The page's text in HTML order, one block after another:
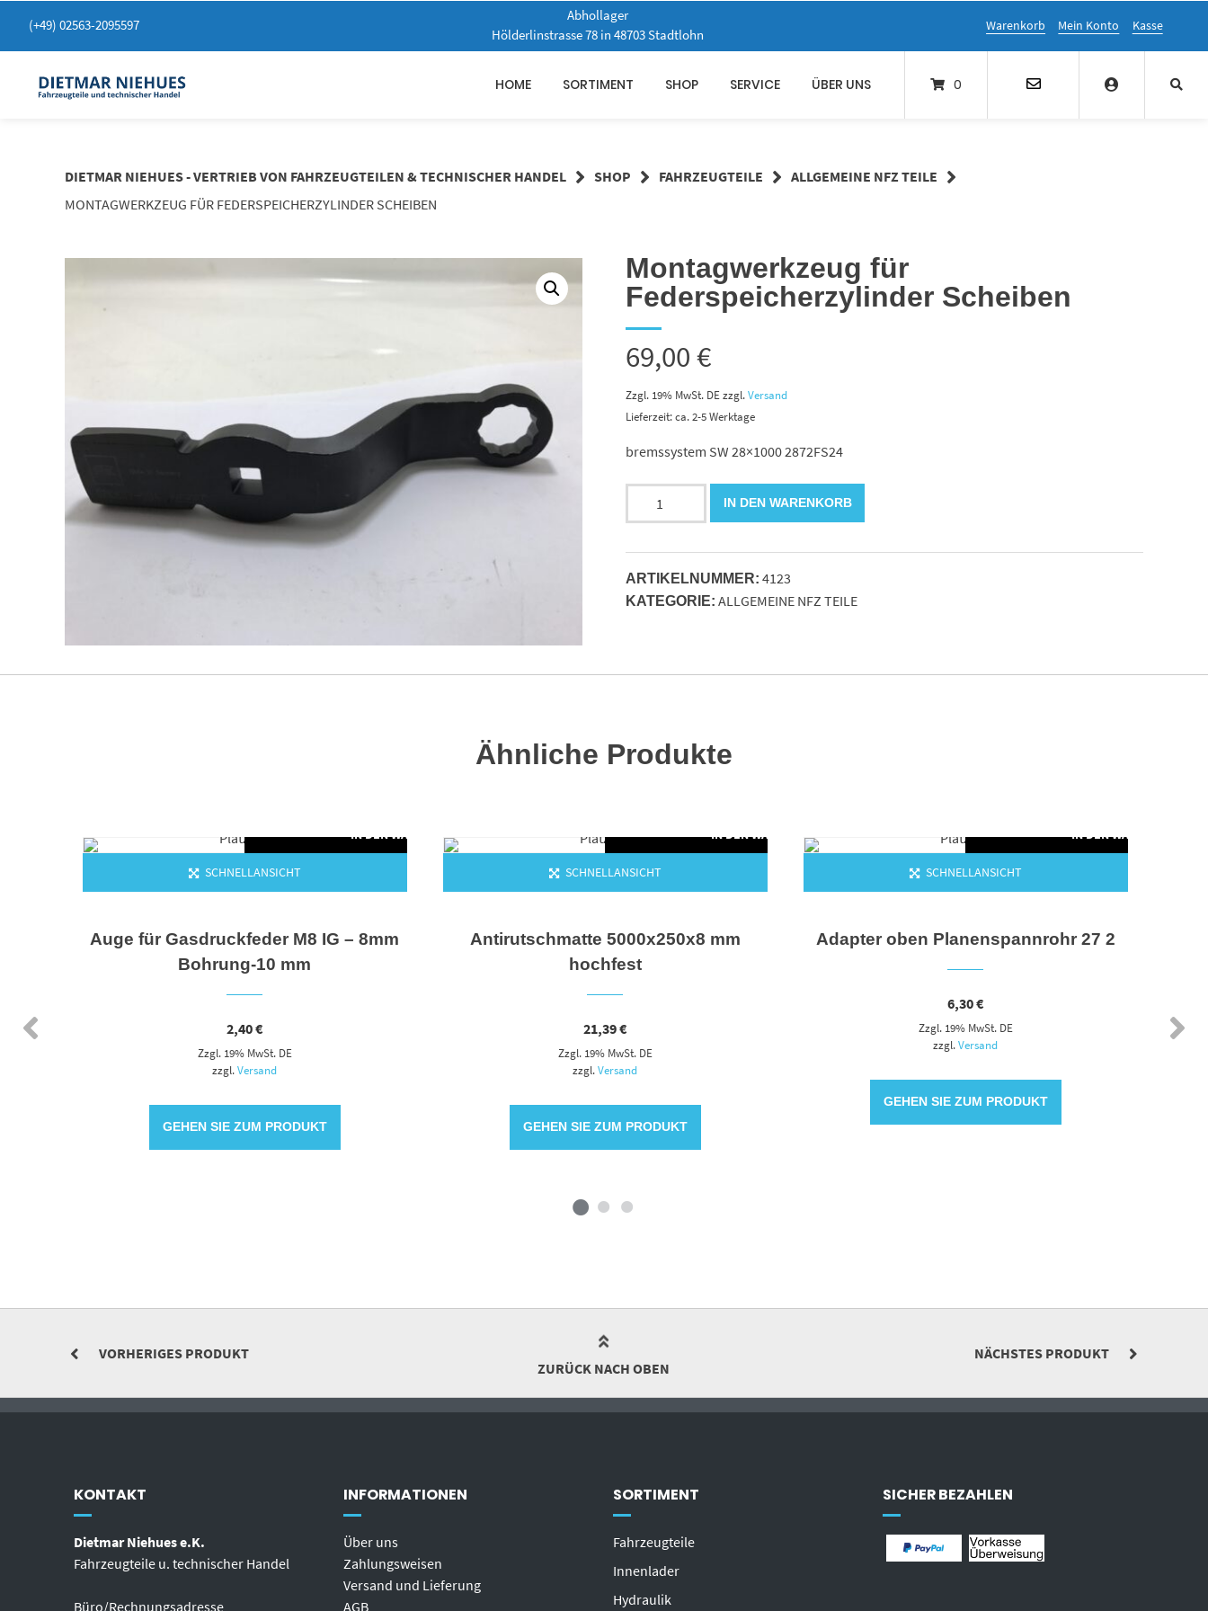
zum
(+49) 02563-2095597
Abhollager
Hölderlinstrasse 78 in 48703 Stadtlohn
Warenkorb Mein Konto Kasse
HOME SORTIMENT SHOP SERVICE ÜBER UNS 0
DIETMAR NIEHUES - VERTRIEB VON FAHRZEUGTEILEN & TECHNISCHER HANDEL SHOP FAHRZEUGTEILE
ALLGEMEINE NFZ TEILE
MONTAGWERKZEUG FÜR FEDERSPEICHERZYLINDER SCHEIBEN
Montagwerkzeug für
Federspeicherzylinder Scheiben
69,00€
Zzgl. 19% MwSt. DE zzgl.Versand
Lieferzeit: ca. 2-5 Werktage
bremssystem SW 28×1000 2872FS24
Scheiben
Menge
IN DEN WARENKORB
ARTIKELNUMMER: 4123
KATEGORIE: ALLGEMEINE NFZ TEILE
Ähnliche Produkte
DEN WARENKORB IN DEN WARENKORB
SCHNELLANSICHT
Auge für Gasdruckfeder M8 IG – 8mm
Bohrung-10 mm
2,40€
Zzgl. 19% MwSt. DE
zzgl.Versand
GEHEN SIE ZUM PRODUKT
IN DEN WARENKORB
SCHNELLANSICHT
Antirutschmatte 5000x250x8 mm
hochfest
21,39€
Zzgl. 19% MwSt. DE
zzgl.Versand
GEHEN SIE ZUM PRODUKT
IN DEN WARENKORB
SCHNELLANSICHT
Adapter oben Planenspannrohr 27 2
6,30€
Zzgl. 19% MwSt. DE
zzgl.Versand
GEHEN SIE ZUM PRODUKT
VORHERIGES PRODUKT
NÄCHSTES PRODUKT
ZURÜCK NACH OBEN
KONTAKT
Dietmar Niehues e.K.
Fahrzeugteile u. technischer Handel
Büro/Rechnungsadresse
INFORMATIONEN
Über uns
Zahlungsweisen
Versand und Lieferung
AGB
SORTIMENT
Fahrzeugteile
Innenlader
Hydraulik
SICHER BEZAHLEN